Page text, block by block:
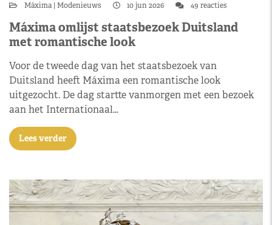
Máxima Modenieuws 10 jun 2026 49 reacties
Máxima omlijst staatsbezoek Duitsland
met romantische look
Voor de tweede dag van het staatsbezoek van
Duitsland heeft Máxima een romantische look
uitgezocht. De dag startte vanmorgen met een bezoek
aan het Internationaal…
Lees verder